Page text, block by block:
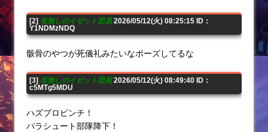
[2] 名無しのイゼット団員2026/05/12(火) 08:25:15 ID：
Y1NDMzNDQ
骸骨のやつが死儀礼みたいなポーズしてるな
[3] 名無しのイゼット団員2026/05/12(火) 08:49:40 ID：
c5MTg5MDU
ハズブロピンチ！
パラシュート部隊降下！